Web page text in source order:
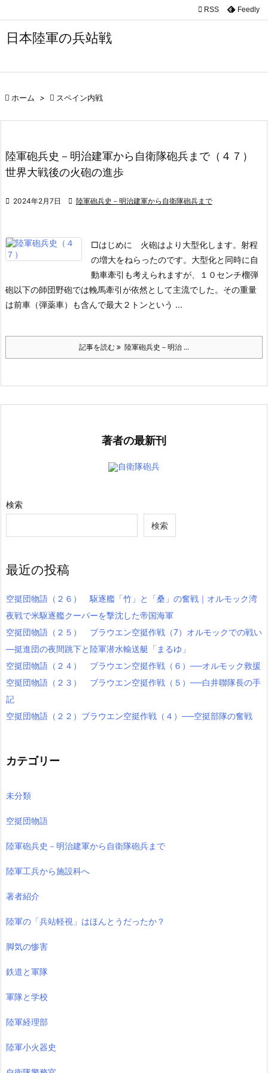
日本陸軍の兵站戦

検索
 RSS Feedly
 ホーム >  スペイン内戦
陸軍砲兵史－明治建軍から自衛隊砲兵まで（４７）
世界大戦後の火砲の進歩
 2024年2月7日  陸軍砲兵史－明治建軍から自衛隊砲兵まで
□はじめに
火砲はより大型化します。射程
の増大をねらったのです。大型化と同時に自
動車牽引も考えられますが、１０センチ榴弾
砲以下の師団野砲では輓馬牽引が依然として主流でした。その重量
は前車（弾薬車）も含んで最大２トンという ...
記事を読む 陸軍砲兵史－明治 ...
著者の最新刊
自衛隊砲兵
検索
検索
最近の投稿
空挺団物語（２６） 駆逐艦「竹」と「桑」の奮戦｜オルモック湾
夜戦で米駆逐艦クーパーを撃沈した帝国海軍
空挺団物語（２５） ブラウエン空挺作戦（7）オルモックでの戦い
―挺進団の夜間跳下と陸軍潜水輸送艇「まるゆ」
空挺団物語（２４） ブラウエン空挺作戦（６）──オルモック救援
空挺団物語（２３） ブラウエン空挺作戦（５）──白井聯隊長の手
記
空挺団物語（２２）ブラウエン空挺作戦（４）──空挺部隊の奮戦
カテゴリー
未分類
空挺団物語
陸軍砲兵史－明治建軍から自衛隊砲兵まで
陸軍工兵から施設科へ
著者紹介
陸軍の「兵站軽視」はほんとうだったか？
脚気の惨害
鉄道と軍隊
軍隊と学校
陸軍経理部
陸軍小火器史